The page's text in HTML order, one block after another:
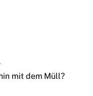
mit dem Müll?